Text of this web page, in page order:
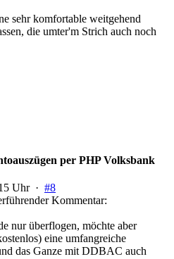
sehr komfortable weitgehend
die umter'm Strich auch noch
per PHP Volksbank
Uhr · #8
Kommentar:
nur überflogen, möchte aber
eine umfangreiche
das Ganze mit DDBAC auch